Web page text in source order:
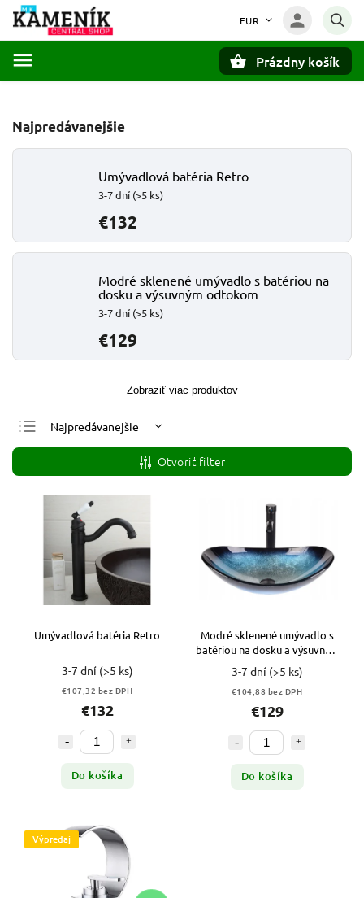
EUR
Prázdny košík
Najpredávanejšie
Umývadlová batéria Retro
3-7 dní (>5 ks)
€132
Modré sklenené umývadlo s batériou na
dosku a výsuvným odtokom
3-7 dní (>5 ks)
€129
Zobraziť viac produktov
Najpredávanejšie
Najlacnejšie
Najdrahšie
Abecedne
Otvoriť filter
Umývadlová batéria Retro
3-7 dní (>5 ks)
€107,32 bez DPH
€132
Do košíka
Modré sklenené umývadlo s
batériou na dosku a výsuvným
odtokom
3-7 dní (>5 ks)
€104,88 bez DPH
€129
Do košíka
Výpredaj